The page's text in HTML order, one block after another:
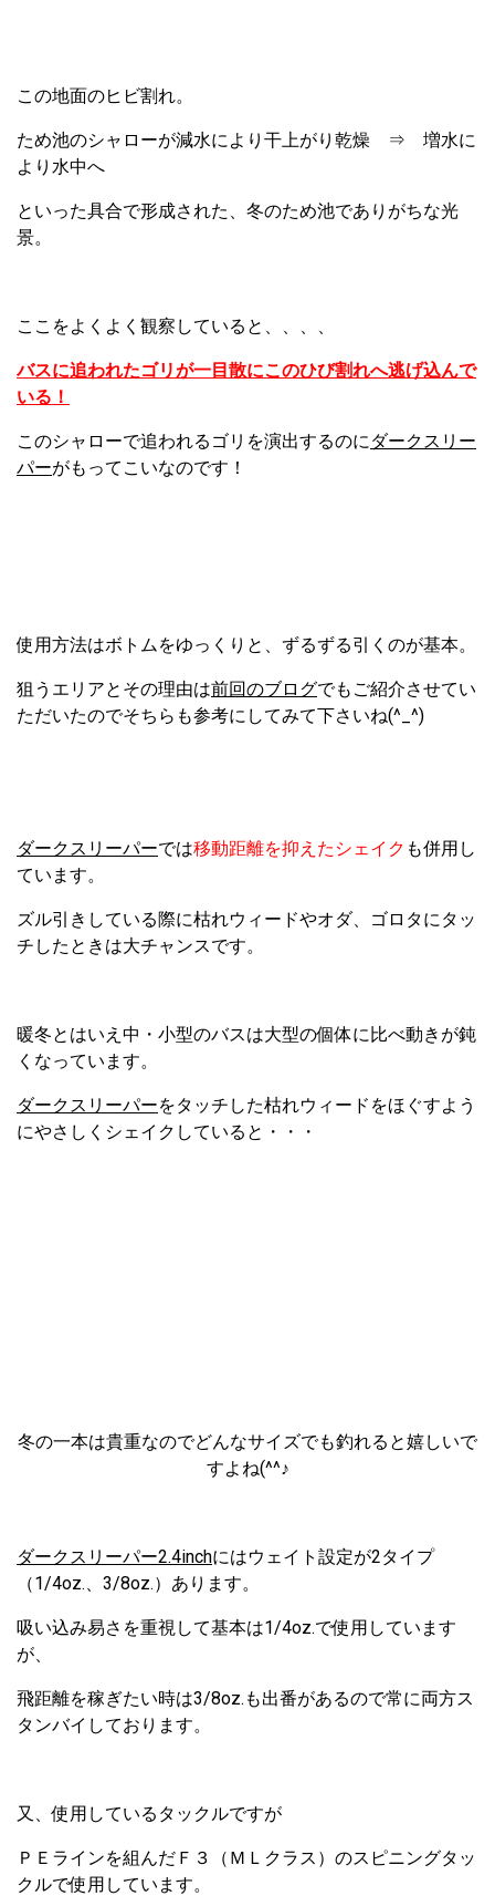
この地面のヒビ割れ。
ため池のシャローが減水により干上がり乾燥 ⇒ 増水に
より水中へ
といった具合で形成された、冬のため池でありがちな光
景。
ここをよくよく観察していると、、、、
バスに追われたゴリが一目散にこのひび割れへ逃げ込んで
いる！
このシャローで追われるゴリを演出するのにダークスリー
パーがもってこいなのです！
使用方法はボトムをゆっくりと、ずるずる引くのが基本。
狙うエリアとその理由は前回のブログでもご紹介させてい
ただいたのでそちらも参考にしてみて下さいね(^_^)
ダークスリーパーでは移動距離を抑えたシェイク も併用し
ています。
ズル引きしている際に枯れウィードやオダ、ゴロタにタッ
チしたときは大チャンスです。
暖冬とはいえ中・小型のバスは大型の個体に比べ動きが鈍
くなっています。
ダークスリーパーをタッチした枯れウィードをほぐすよう
にやさしくシェイクしていると・・・
冬の一本は貴重なのでどんなサイズでも釣れると嬉しいで
すよね(^^♪
ダークスリーパー2.4inchにはウェイト設定が2タイプ
（1/4oz.、3/8oz.）あります。
吸い込み易さを重視して基本は1/4oz.で使用しています
が、
飛距離を稼ぎたい時は3/8oz.も出番があるので常に両方ス
タンバイしております。
又、使用しているタックルですが
ＰＥラインを組んだＦ３（ＭＬクラス）のスピニングタッ
クルで使用しています。